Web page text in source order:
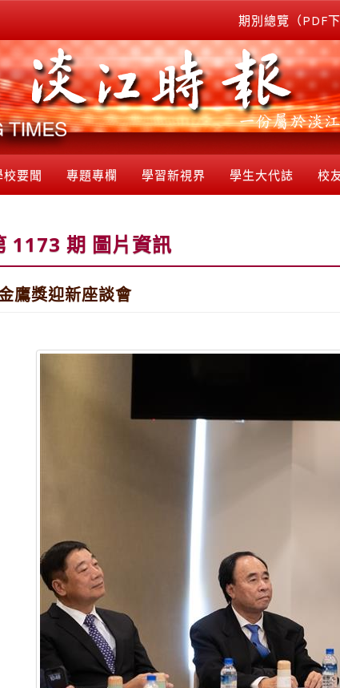
期別總覽（PDF下
校要聞 專題專欄 學習新視界 學生大代誌 校
1173 期 圖片資訊
鷹獎迎新座談會